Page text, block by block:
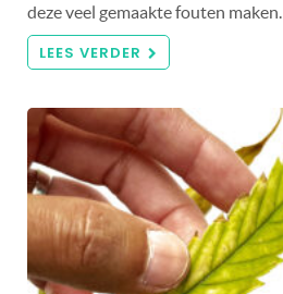
deze veel gemaakte fouten maken.
LEES VERDER